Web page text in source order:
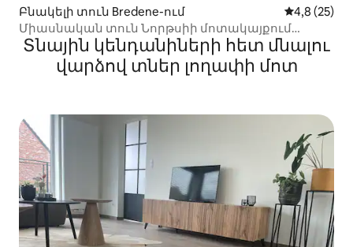
Բնակելի տուն Bredene-ում Միջին
4,8 (25)
Միասնական տուն Նորթսիի մոտակայքում
գտնվող խաղաղ տարածքում
Տնային կենդանիների հետ մնալու
վարձով տներ լողափի մոտ